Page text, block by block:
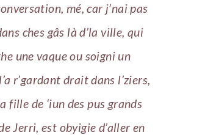
mé, car j’nai pas
ches gâs là d’la ville, qui
une vaque ou soigni un
r’gardant drait dans l’ziers,
fille de ‘iun des pus grands
Jerri, est obyigie d’aller en